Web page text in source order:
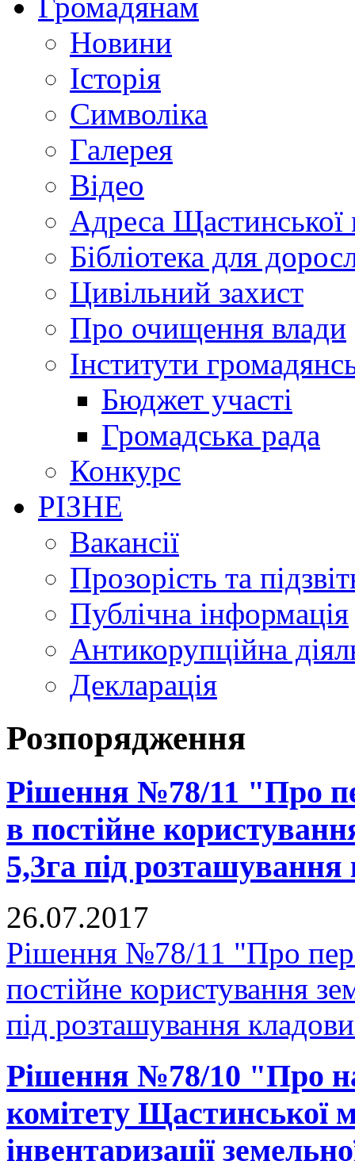
Новини
Історія
Символіка
Галерея
Відео
Адреса Щастинської
Бібліотека для
Цивільний захист
Про очищення влади
Інститути
Бюджет участі
Громадська рада
Конкурс
РІЗНЕ
Вакансії
Прозорість та
Публічна інформація
Антикорупційна
Декларація
Розпорядження
Рішення №78/11 "Про
в постійне
5,3га під
26.07.2017
Рішення №78/11 "Про
постійне користування
під розташування
Рішення №78/10 "Про
комітету Щастинської
інвентаризації